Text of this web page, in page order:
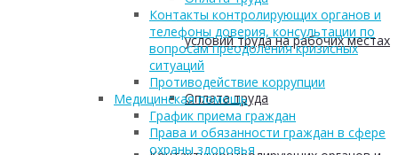
условий труда на рабочих местах
Оплата труда
Контакты контролирующих органов и
телефоны доверия, консультации по
вопросам преодоления кризисных
ситуаций
Противодействие коррупции
Медицинская помощь
График приема граждан
Права и обязанности граждан в сфере
охраны здоровья